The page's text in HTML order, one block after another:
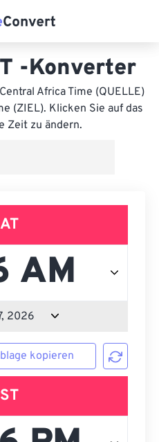
-Konverter
Africa Time (QUELLE)
(ZIEL). Klicken Sie auf das
Zeit zu ändern.
kopieren